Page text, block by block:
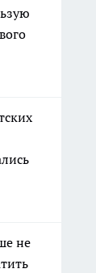
не